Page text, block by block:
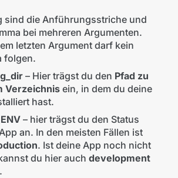
sind die Anführungsstriche und
bei mehreren Argumenten.
letzten Argument darf kein
folgen.
– Hier trägst du den Pfad zu
Verzeichnisein, in dem du deine
hast.
– hier trägst du den Status
an. In den meisten Fällen ist
. Ist deine App noch nicht
du hier auch development